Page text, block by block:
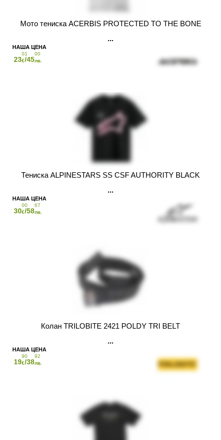
Мото тениска ACERBIS PROTECTED TO THE BONE
23
01
€/45
00
лв.
Тениска ALPINESTARS SS CSF AUTHORITY BLACK
30
00
€/58
67
лв.
Колан TRILOBITE 2421 POLDY TRI BELT
19
90
€/38
92
лв.